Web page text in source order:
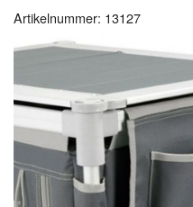
Artikelnummer: 13127